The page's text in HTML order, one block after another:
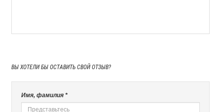
ВЫ ХОТЕЛИ БЫ ОСТАВИТЬ СВОЙ ОТЗЫВ?
Имя, фамилия *